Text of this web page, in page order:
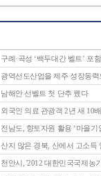
구례·곡성 ‘백두대간 벨트’ 포함
광역선도산업을 제주 성장동력
남해안 선벨트 첫 단추 뀄다
외국인 의료 관광객 2년 새 10
전남도, 향토자원 활용 ‘마을기
산지 많은 경북, 산에서 고소득
천안시, '2012 대한민국국제농